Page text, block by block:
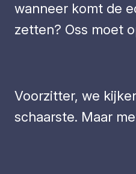
wanneer komt de
zetten? Oss moet
Voorzitter, we
schaarste. Maar